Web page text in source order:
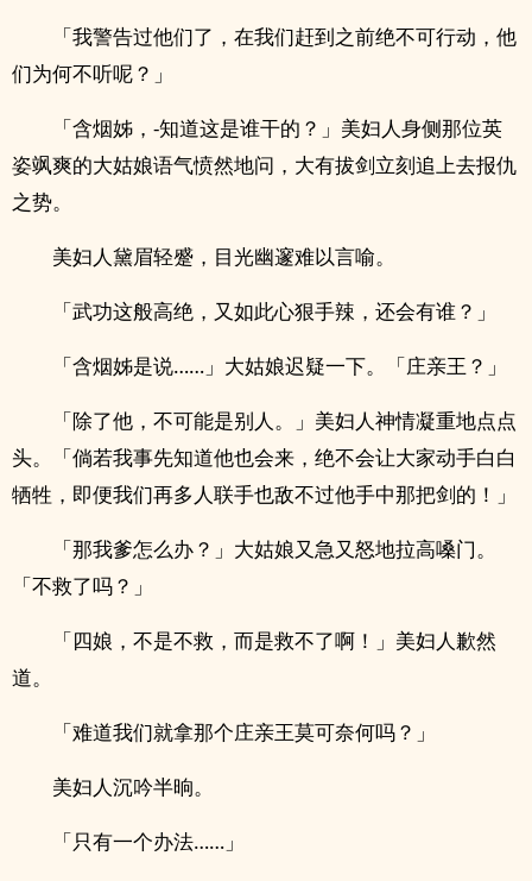
「我警告过他们了，在我们赶到之前绝不可行动，他
们为何不听呢？」
「含烟姊，-知道这是谁干的？」美妇人身侧那位英
姿飒爽的大姑娘语气愤然地问，大有拔剑立刻追上去报仇
之势。
美妇人黛眉轻蹙，目光幽邃难以言喻。
「武功这般高绝，又如此心狠手辣，还会有谁？」
「含烟姊是说……」大姑娘迟疑一下。「庄亲王？」
「除了他，不可能是别人。」美妇人神情凝重地点点
头。「倘若我事先知道他也会来，绝不会让大家动手白白
牺牲，即便我们再多人联手也敌不过他手中那把剑的！」
「那我爹怎么办？」大姑娘又急又怒地拉高嗓门。
「不救了吗？」
「四娘，不是不救，而是救不了啊！」美妇人歉然
道。
「难道我们就拿那个庄亲王莫可奈何吗？」
美妇人沉吟半晌。
「只有一个办法……」